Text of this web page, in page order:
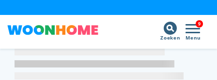
9
Menu
Zoeken